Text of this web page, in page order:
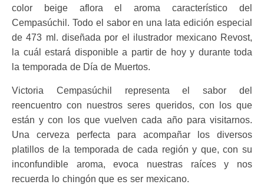
color beige aflora el aroma característico del
Cempasúchil. Todo el sabor en una lata edición especial
de 473 ml. diseñada por el ilustrador mexicano Revost,
la cuál estará disponible a partir de hoy y durante toda
la temporada de Día de Muertos.
Victoria Cempasúchil representa el sabor del
reencuentro con nuestros seres queridos, con los que
están y con los que vuelven cada año para visitarnos.
Una cerveza perfecta para acompañar los diversos
platillos de la temporada de cada región y que, con su
inconfundible aroma, evoca nuestras raíces y nos
recuerda lo chingón que es ser mexicano.